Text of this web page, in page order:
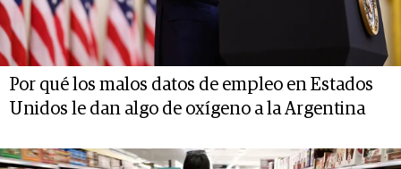
Por qué los malos datos de empleo en Estados
Unidos le dan algo de oxígeno a la Argentina